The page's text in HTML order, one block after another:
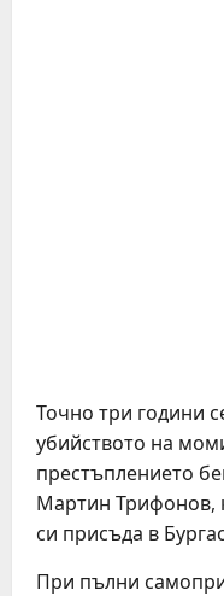
Точно три години
убийството на
престъплението
Мартин Трифонов,
си присъда в
При пълни